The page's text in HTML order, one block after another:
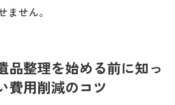
ません。
品整理を始める前に知っ
費用削減のコツ